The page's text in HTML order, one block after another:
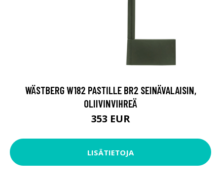
WÄSTBERG W182 PASTILLE BR2 SEINÄVALAISIN,
OLIIVINVIHREÄ
353 EUR
LISÄTIETOJA